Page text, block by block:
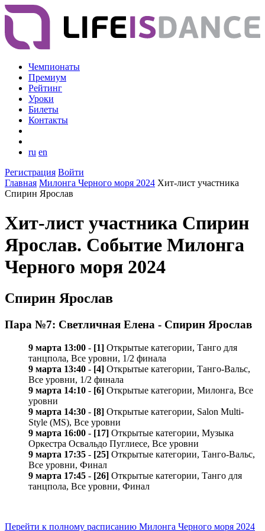
Чемпионаты
Премиум
Рейтинг
Уроки
Билеты
Контакты
ru en
Регистрация Войти
Главная Милонга Черного моря 2024 Хит-лист участника
Спирин Ярослав
Хит-лист участника Спирин
Ярослав. Событие Милонга
Черного моря 2024
Спирин Ярослав
Пара №7: Светличная Елена - Спирин Ярослав
9 марта 13:00 - [1] Открытые категории, Танго для
танцпола, Все уровни, 1/2 финала
9 марта 13:40 - [4] Открытые категории, Танго-Вальс,
Все уровни, 1/2 финала
9 марта 14:10 - [6] Открытые категории, Милонга, Все
уровни
9 марта 14:30 - [8] Открытые категории, Salon Multi-
Style (MS), Все уровни
9 марта 16:00 - [17] Открытые категории, Музыка
Оркестра Освальдо Пуглиесе, Все уровни
9 марта 17:35 - [25] Открытые категории, Танго-Вальс,
Все уровни, Финал
9 марта 17:45 - [26] Открытые категории, Танго для
танцпола, Все уровни, Финал
Перейти к полному расписанию Милонга Черного моря 2024